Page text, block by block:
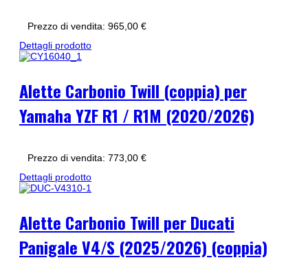
Prezzo di vendita: 965,00 €
Dettagli prodotto
Alette Carbonio Twill (coppia) per
Yamaha YZF R1 / R1M (2020/2026)
Prezzo di vendita: 773,00 €
Dettagli prodotto
Alette Carbonio Twill per Ducati
Panigale V4/S (2025/2026) (coppia)